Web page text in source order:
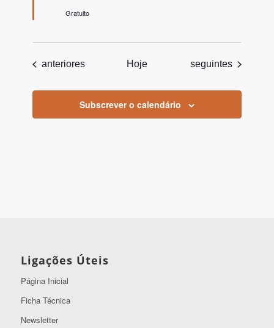
Gratuito
Todos os Eventos
anteriores Hoje Todos os Eventos
seguintes
Subscrever o calendário
Ligações Úteis
Página Inicial
Ficha Técnica
Newsletter